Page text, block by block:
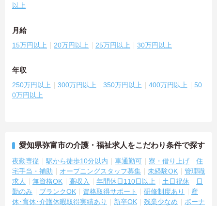
以上
月給
15万円以上 20万円以上 25万円以上 30万円以上
年収
250万円以上 300万円以上 350万円以上 400万円以上
50
0万円以上
愛知県弥富市の介護・福祉求人をこだわり条件で探す
夜勤専従 駅から徒歩10分以内 車通勤可 寮・借り上げ
住
宅手当・補助
オープニングスタッフ募集 未経験OK
管理職
求人
無資格OK 高収入 年間休日110日以上 土日祝休
日
勤のみ
ブランクOK 資格取得サポート 研修制度あり
産
休･育休･介護休暇取得実績あり
新卒OK 残業少なめ
ボーナ